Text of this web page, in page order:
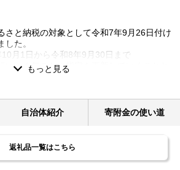
さと納税の対象として令和7年9月26日付け
た。
10月1日から令和8年9月30日まで
い、１年ごとに指定を更新していくことと
のふるさと納税制度の扱いになりますので
自治体紹介 寄附金の使い道
返礼品一覧はこちら